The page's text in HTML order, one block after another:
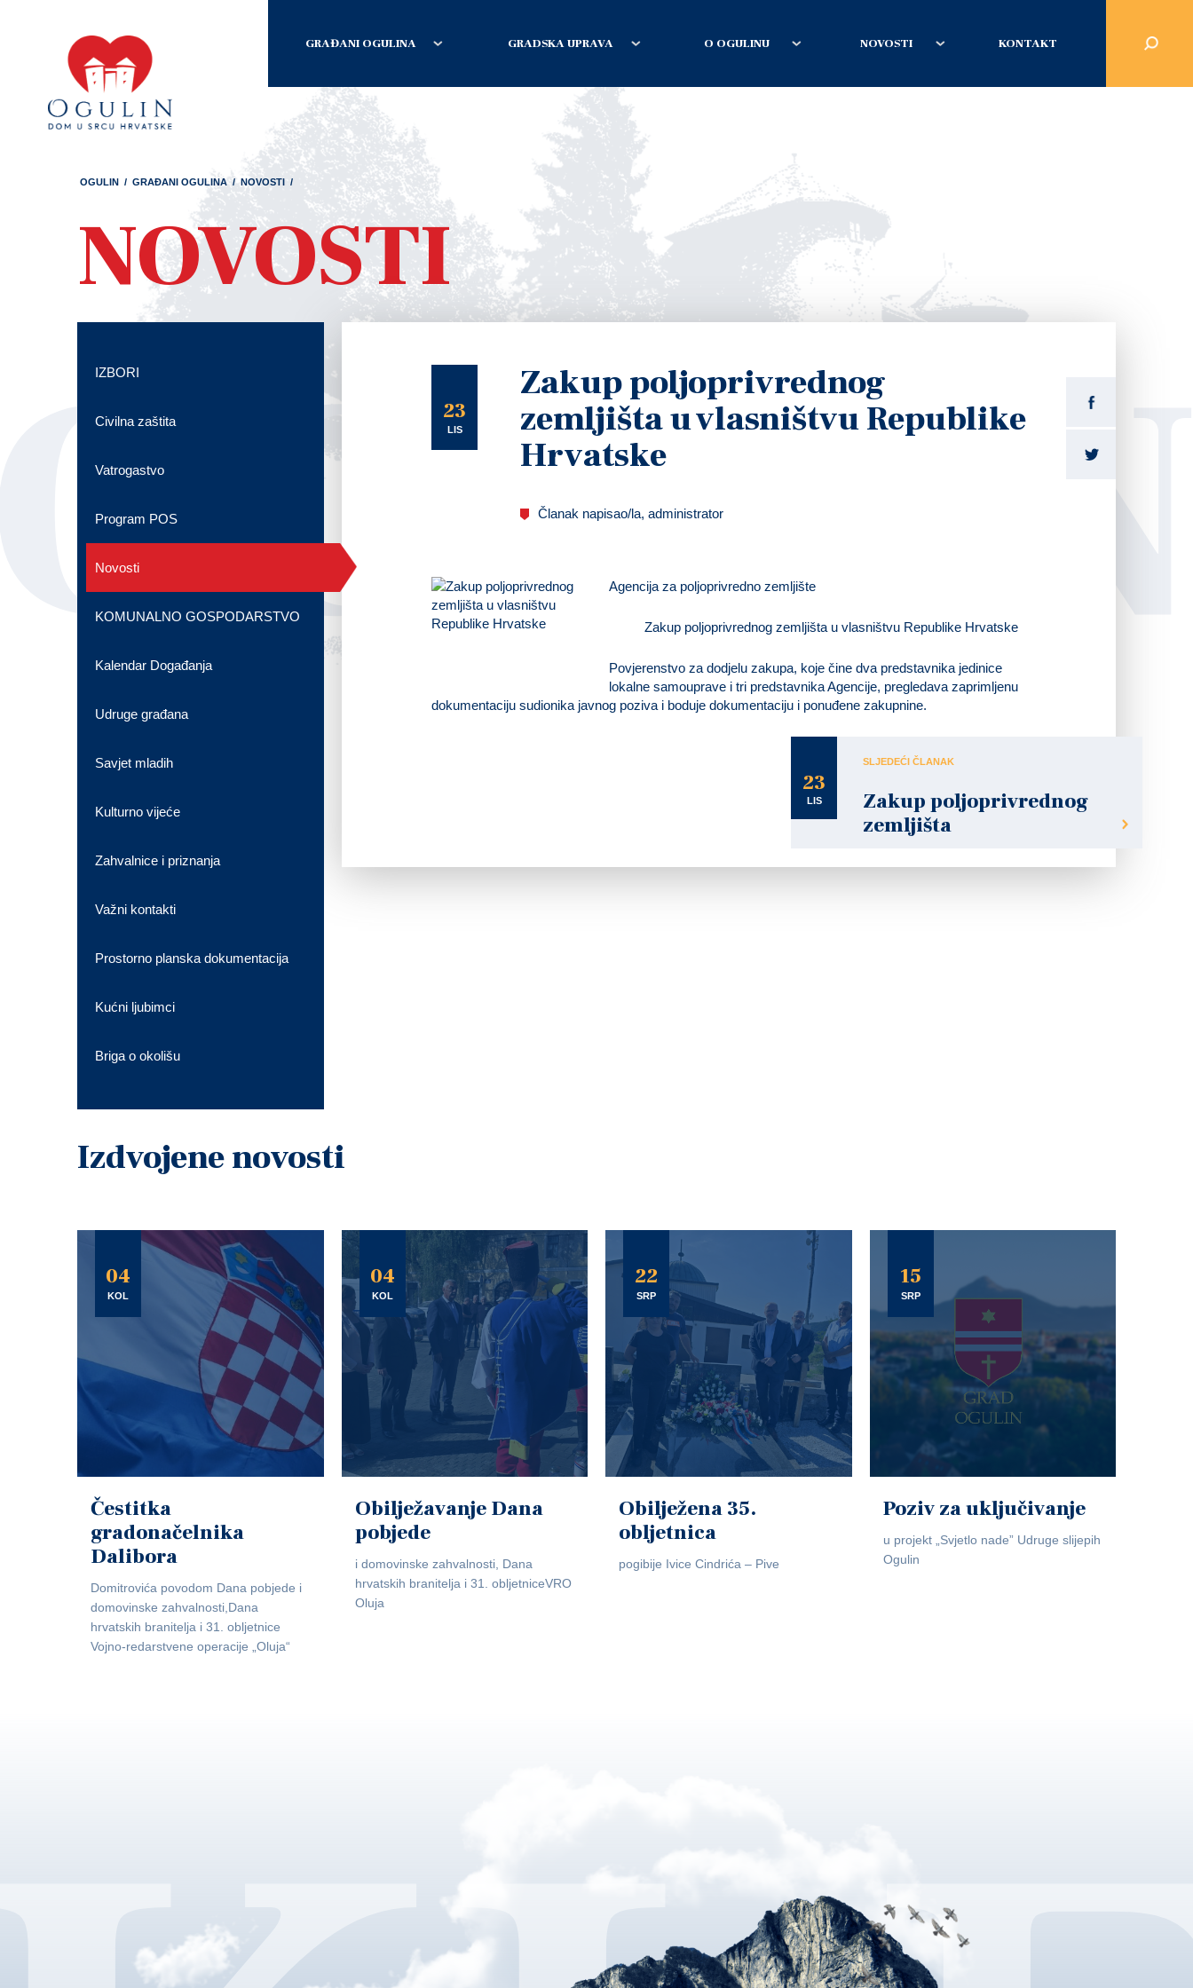
GRAĐANI OGULINA GRADSKA UPRAVA O OGULINU NOVOSTI KONTAKT
OGULIN / GRAĐANI OGULINA / NOVOSTI /
NOVOSTI
23
LIS
Zakup poljoprivrednog
zemljišta u vlasništvu Republike
Hrvatske
Članak napisao/la, administrator
Agencija za poljoprivredno zemljište
Zakup poljoprivrednog zemljišta u vlasništvu Republike Hrvatske
Povjerenstvo za dodjelu zakupa, koje čine dva predstavnika jedinice
lokalne samouprave i tri predstavnika Agencije, pregledava zaprimljenu
dokumentaciju sudionika javnog poziva i boduje dokumentaciju i ponuđene zakupnine.
23
LIS
SLJEDEĆI ČLANAK
Zakup poljoprivrednog
zemljišta
IZBORI
Civilna zaštita
Vatrogastvo
Program POS
Novosti
KOMUNALNO GOSPODARSTVO
Kalendar Događanja
Udruge građana
Savjet mladih
Kulturno vijeće
Zahvalnice i priznanja
Važni kontakti
Prostorno planska dokumentacija
Kućni ljubimci
Briga o okolišu
Izdvojene novosti
04
KOL
Čestitka
gradonačelnika
Dalibora
Domitrovića povodom Dana pobjede i
domovinske zahvalnosti,Dana
hrvatskih branitelja i 31. obljetnice
Vojno-redarstvene operacije „Oluja“
04
KOL
Obilježavanje Dana
pobjede
i domovinske zahvalnosti, Dana
hrvatskih branitelja i 31. obljetniceVRO
Oluja
22
SRP
Obilježena 35.
obljetnica
pogibije Ivice Cindrića – Pive
15
SRP
Poziv za uključivanje
u projekt „Svjetlo nade” Udruge slijepih
Ogulin